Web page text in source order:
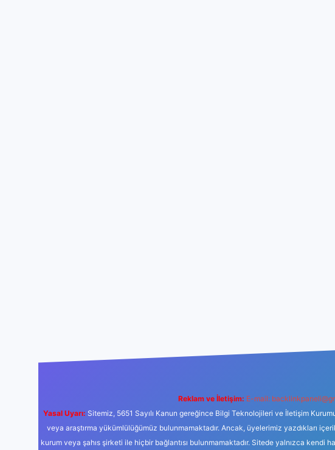
Reklam ve İletişim: E-mail:
Yasal Uyarı: Sitemiz, 5651 Sayılı Kanun gereğince Bilgi Teknolojileri ve İletişim
veya araştırma yükümlülüğümüz bulunmamaktadır. Ancak, üyelerimiz yazdıkları
kurum veya şahıs şirketi ile hiçbir bağlantısı bulunmamaktadır. Sitede yalnızca kendi